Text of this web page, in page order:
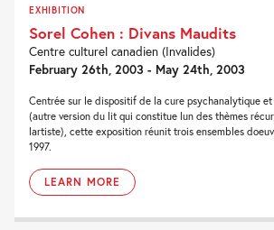
EXHIBITION
Sorel Cohen : Divans Maudits
Centre culturel canadien (Invalides)
February 26th, 2003 - May 24th, 2003
Centrée sur le dispositif de la cure psychanalytique
(autre version du lit qui constitue lun des thèmes
lartiste), cette exposition réunit trois ensembles
1997.
LEARN MORE